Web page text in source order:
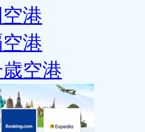
港
港
空港